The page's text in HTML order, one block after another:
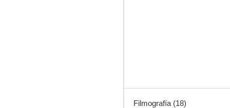
Filmografía (18)